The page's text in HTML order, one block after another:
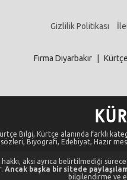
Gizlilik Politikası
Firma Diyarbakır
Bilgi, Kürtçe alanında farklı
sözleri, Biyografi, Edebiyat, Hazır
aksi ayrıca belirtilmediği
Ancak başka bir sitede
bilgilendirme ve